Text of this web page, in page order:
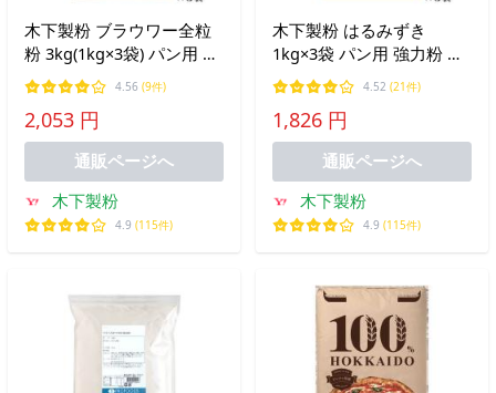
木下製粉 ブラウワー全粒
粉 3kg(1kg×3袋) パン用 強
力粉 小麦粉 全粒粉小麦粉
チャック付ラミネート袋
ファリーナコーポレーショ
ン
4.56 (9件)
2,053 円
通販ページへ
木下製粉
4.9 (115件)
木下製粉 はるみずき
1kg×3袋 パン用 強力粉 小
麦粉 香川県産小麦100% 国
産小麦 チャック付きラミ
ネート袋 ファリーナコー
ポレーション
4.52 (21件)
1,826 円
通販ページへ
木下製粉
4.9 (115件)